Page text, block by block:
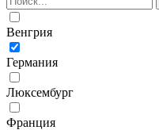
Венгрия
Германия
Люксембург
Франция